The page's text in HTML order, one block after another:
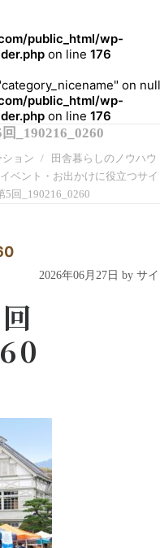
public_html/wp-
on line 176
on
public_html/wp-
on line 176
_190216_0260
ョン
田舎暮らしのノウハウ
ベント・お出かけに役立つサ
5回_190216_0260
2026年06月27日 by サ